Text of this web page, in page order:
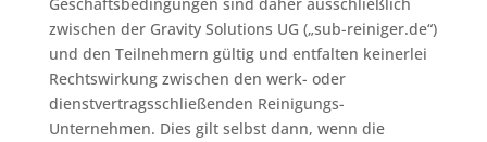
zwischen der Gravity Solutions UG („sub-reiniger.de“)
und den Teilnehmern gültig und entfalten keinerlei
Rechtswirkung zwischen den werk- oder
dienstvertragsschließenden Reinigungs-
Unternehmen. Dies gilt selbst dann, wenn die